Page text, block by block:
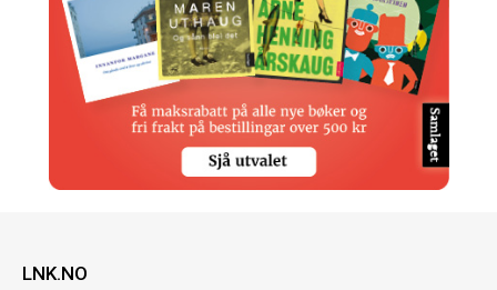
LNK.NO